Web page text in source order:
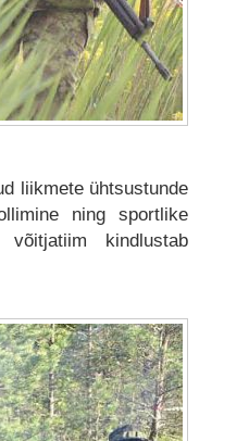
liikmete ühtsustunde
ning sportlike
võitjatiim kindlustab